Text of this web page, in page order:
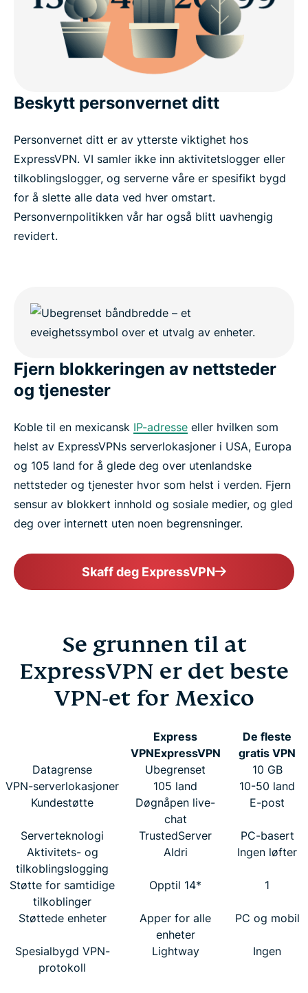
Beskytt personvernet ditt
Personvernet ditt er av ytterste viktighet hos
ExpressVPN. VI samler ikke inn aktivitetslogger eller
tilkoblingslogger, og serverne våre er spesifikt bygd
for å slette alle data ved hver omstart.
Personvernpolitikken vår har også blitt uavhengig
revidert.
Fjern blokkeringen av nettsteder
og tjenester
Koble til en mexicansk IP-adresse eller hvilken som
helst av ExpressVPNs serverlokasjoner i USA, Europa
og 105 land for å glede deg over utenlandske
nettsteder og tjenester hvor som helst i verden. Fjern
sensur av blokkert innhold og sosiale medier, og gled
deg over internett uten noen begrensninger.
Skaff deg ExpressVPN
Se grunnen til at
ExpressVPN er det beste
VPN-et for Mexico
Express
VPNExpressVPN
De fleste
gratis VPN
Datagrense
Ubegrenset
10 GB
VPN-serverlokasjoner
105 land
10-50 land
Kundestøtte
Døgnåpen live-
chat
E-post
Serverteknologi TrustedServer
PC-basert
Aktivitets- og
tilkoblingslogging
Aldri Ingen løfter
Støtte for samtidige
tilkoblinger
Opptil 14* 1
Støttede enheter
Apper for alle
enheter
PC og mobil
Spesialbygd VPN-
protokoll
Lightway Ingen